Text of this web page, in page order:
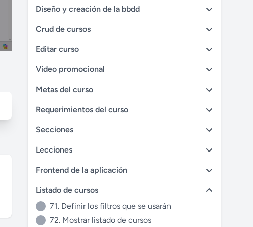
Diseño y creación de la bbdd
Crud de cursos
Editar curso
Video promocional
Metas del curso
Requerimientos del curso
Secciones
Lecciones
Frontend de la aplicación
Listado de cursos
71. Definir los filtros que se usarán
72. Mostrar listado de cursos